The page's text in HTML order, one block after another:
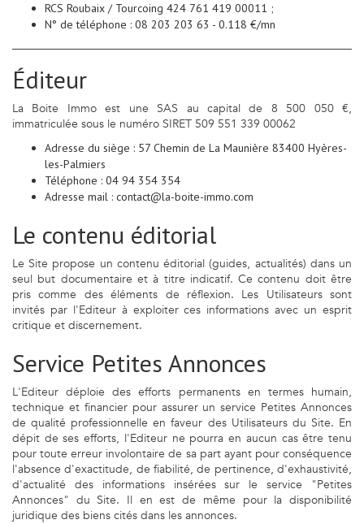
RCS Roubaix / Tourcoing 424 761 419 00011 ;
N° de téléphone : 08 203 203 63 - 0.118 €/mn
Éditeur
La Boite Immo est une SAS au capital de 8 500 050 €,
immatriculée sous le numéro SIRET 509 551 339 00062
Adresse du siège : 57 Chemin de La Maunière 83400 Hyères-
les-Palmiers
Téléphone : 04 94 354 354
Adresse mail : contact@la-boite-immo.com
Le contenu éditorial
Le Site propose un contenu éditorial (guides, actualités) dans un
seul but documentaire et à titre indicatif. Ce contenu doit être
pris comme des éléments de réflexion. Les Utilisateurs sont
invités par l'Editeur à exploiter ces informations avec un esprit
critique et discernement.
Service Petites Annonces
L'Editeur déploie des efforts permanents en termes humain,
technique et financier pour assurer un service Petites Annonces
de qualité professionnelle en faveur des Utilisateurs du Site. En
dépit de ses efforts, l'Editeur ne pourra en aucun cas être tenu
pour toute erreur involontaire de sa part ayant pour conséquence
l'absence d'exactitude, de fiabilité, de pertinence, d'exhaustivité,
d'actualité des informations insérées sur le service "Petites
Annonces" du Site. Il en est de même pour la disponibilité
juridique des biens cités dans les annonces.